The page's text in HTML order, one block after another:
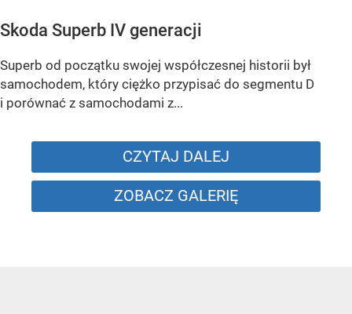
Skoda Superb IV generacji
Superb od początku swojej współczesnej historii był
samochodem, który ciężko przypisać do segmentu D
i porównać z samochodami z...
CZYTAJ DALEJ
ZOBACZ GALERIĘ